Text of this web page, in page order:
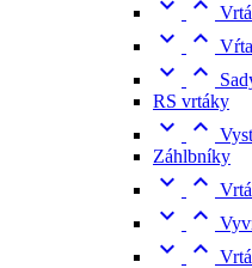
 
 
RS vrtáky
 
Záhlbníky
 
 
 